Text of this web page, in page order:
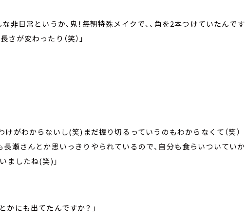
非日常というか、鬼！毎朝特殊メイクで、、角を2本つけていたんです
が変わったり（笑）」
けがわからないし(笑)まだ振り切るっていうのもわからなくて（笑）
長瀬さんとか思いっきりやられているので、自分も食らいついていか
ましたね(笑)」
にも出てたんですか？」